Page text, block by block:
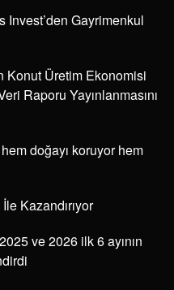
Invest’den Gayrimenkul
Konut Üretim Ekonomisi
Raporu Yayınlanmasını
doğayı koruyor hem
Kazandırıyor
ve 2026 ilk 6 ayının